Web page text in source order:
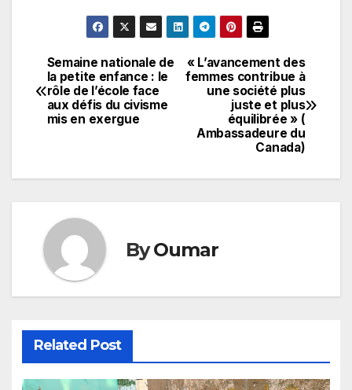
Navigation
de
l’article
« L’avancement des
femmes contribue à
une société plus
juste et plus
équilibrée » (
Ambassadeure du
Canada)
Semaine nationale de
la petite enfance : le
rôle de l’école face
aux défis du civisme
mis en exergue
ByOumar
Related Post